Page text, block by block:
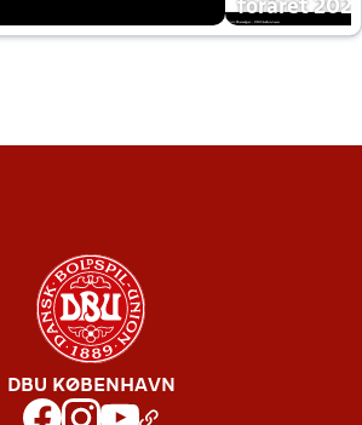
foråret
DBU KØBENHAVN